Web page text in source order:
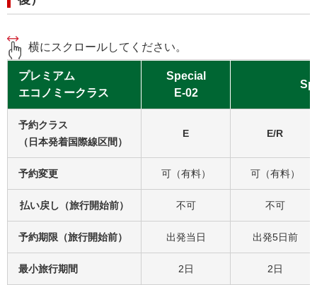
横にスクロールしてください。
プレミアム
エコノミークラス
Special
E-02
予約クラス
（日本発着国際線区間）
E E/R
予約変更 可（有料） 可（有料）
払い戻し（旅行開始前） 不可 不可
予約期限（旅行開始前） 出発当日 出発5日前
最小旅行期間 2日 2日